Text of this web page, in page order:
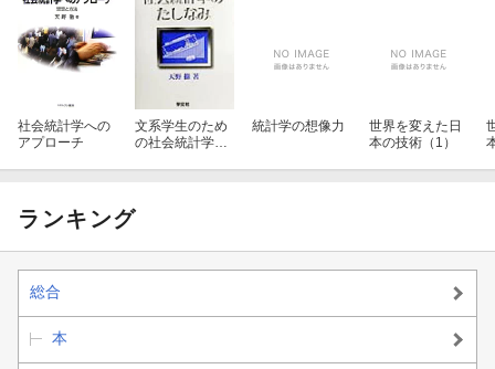
社会統計学への
アプローチ
文系学生のため
の社会統計学の
統計学の想像力
世界を変えた日
本の技術（1）
ランキング
総合
本